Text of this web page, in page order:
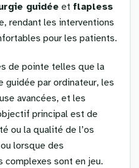
guidée et flapless
rendant les interventions
pour les patients.
de pointe telles que la
guidée par ordinateur, les
avancées, et les
principal est de
ou la qualité de l’os
lorsque des
sont en jeu.